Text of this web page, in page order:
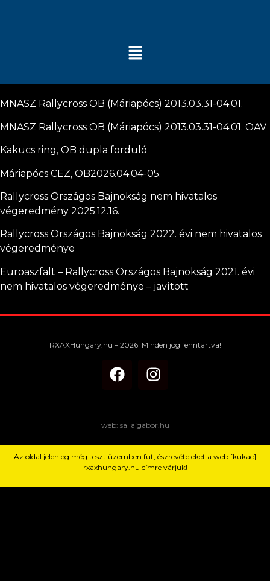
MNASZ Rallycross OB (Máriapócs) 2013.03.31-04.01.
MNASZ Rallycross OB (Máriapócs) 2013.03.31-04.01. OAV
Kakucs ring, OB dupla forduló
Máriapócs CEZ, OB2026.04.04-05.
Rallycross Országos Bajnokság nem hivatalos
végeredmény 2025.12.16.
Rallycross Országos Bajnokság 2022. évi nem hivatalos
végeredménye
Euroaszfalt – Rallycross Országos Bajnokság 2021. évi
nem hivatalos végeredménye – javított
RXAXHungary.hu – 2026 Minden jog fenntartva!
web: sallaigabor.hu
Az oldal jelenleg még teszt üzemben fut, észrevételeket a web [kukac]
rxaxhungary.hu címre várjuk!